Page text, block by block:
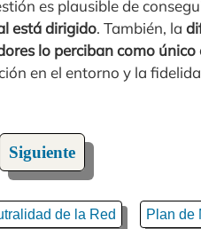
es plausible de
está dirigido. También, la
lo perciban como único
en el entorno y la
Siguiente
de la Red Plan de